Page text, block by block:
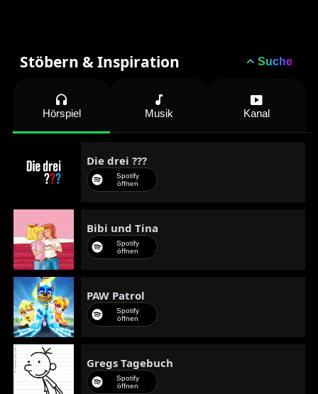
Stöbern & Inspiration keyboard_arrow_up Suche
headphones
Hörspiel
music_note
Musik
smart_display
Kanal
Die drei ???
Spotify
öffnen
Bibi und Tina
Spotify
öffnen
PAW Patrol
Spotify
öffnen
Gregs Tagebuch
Spotify
öffnen